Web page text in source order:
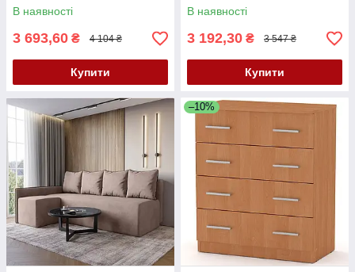
В наявності
3 693,60 ₴ 4 104 ₴
Купити
В наявності
3 192,30 ₴ 3 547 ₴
Купити
–10%